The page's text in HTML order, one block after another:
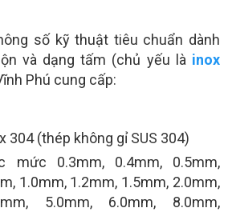
số kỹ thuật tiêu chuẩn dành
và dạng tấm (chủ yếu là inox
Phú cung cấp:
304 (thép không gỉ SUS 304)
mức 0.3mm, 0.4mm, 0.5mm,
1.0mm, 1.2mm, 1.5mm, 2.0mm,
5.0mm, 6.0mm, 8.0mm,